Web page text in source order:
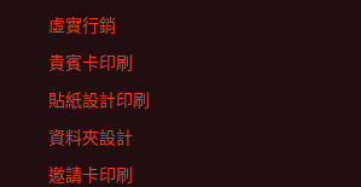
虛實行銷
貴賓卡印刷
貼紙設計印刷
資料夾設計
邀請卡印刷